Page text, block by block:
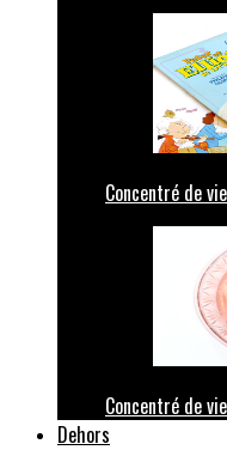
Concentré de
Concentré de
Dehors